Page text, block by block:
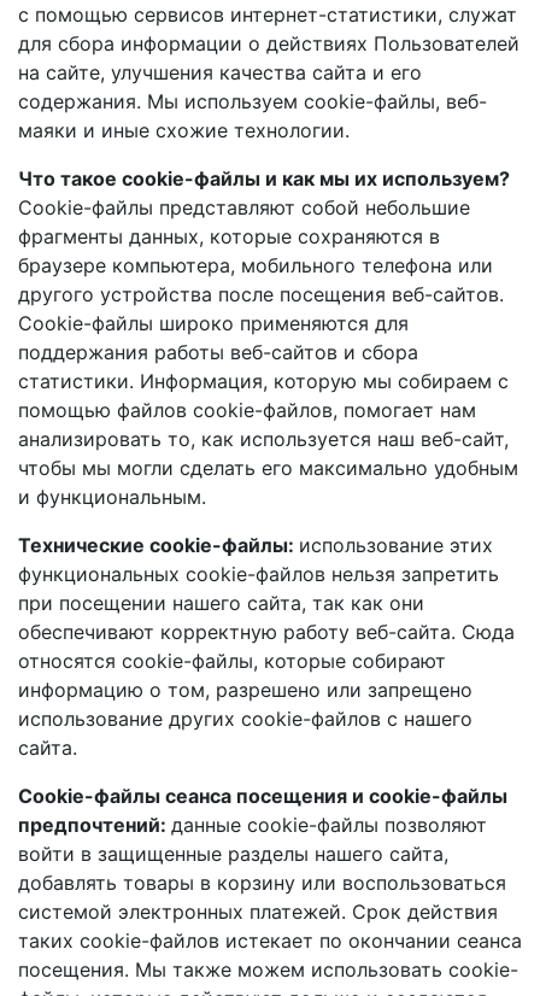
с помощью сервисов интернет-статистики, служат
для сбора информации о действиях Пользователей
на сайте, улучшения качества сайта и его
содержания. Мы используем cookie-файлы, веб-
маяки и иные схожие технологии.
Что такое cookie-файлы и как мы их используем?
Cookie-файлы представляют собой небольшие
фрагменты данных, которые сохраняются в
браузере компьютера, мобильного телефона или
другого устройства после посещения веб-сайтов.
Cookie-файлы широко применяются для
поддержания работы веб-сайтов и сбора
статистики. Информация, которую мы собираем с
помощью файлов cookie-файлов, помогает нам
анализировать то, как используется наш веб-сайт,
чтобы мы могли сделать его максимально удобным
и функциональным.
Технические cookie-файлы: использование этих
функциональных cookie-файлов нельзя запретить
при посещении нашего сайта, так как они
обеспечивают корректную работу веб-сайта. Сюда
относятся cookie-файлы, которые собирают
информацию о том, разрешено или запрещено
использование других cookie-файлов с нашего
сайта.
Cookie-файлы сеанса посещения и cookie-файлы
предпочтений: данные cookie-файлы позволяют
войти в защищенные разделы нашего сайта,
добавлять товары в корзину или воспользоваться
системой электронных платежей. Срок действия
таких cookie-файлов истекает по окончании сеанса
посещения. Мы также можем использовать cookie-